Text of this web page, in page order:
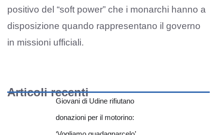
positivo del “soft power” che i monarchi hanno a
disposizione quando rappresentano il governo
in missioni ufficiali.
Articoli recenti
Giovani di Udine rifiutano
donazioni per il motorino: